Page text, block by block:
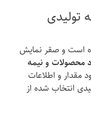
تولیدی
است و صقر نمایش
محصولات و نیمه
مقدار و اطلاعات
انتخاب شده از